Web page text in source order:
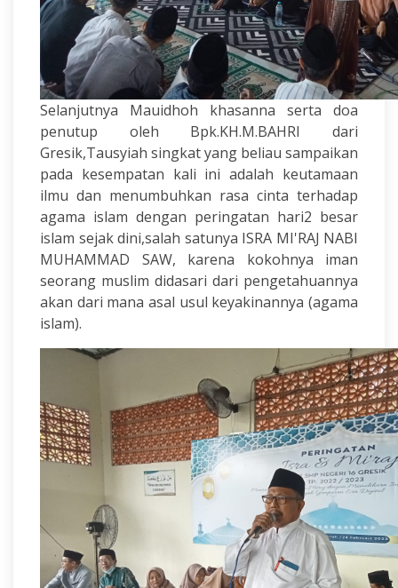
Selanjutnya Mauidhoh khasanna serta doa
penutup oleh Bpk.KH.M.BAHRI dari
Gresik,Tausyiah singkat yang beliau sampaikan
pada kesempatan kali ini adalah keutamaan
ilmu dan menumbuhkan rasa cinta terhadap
agama islam dengan peringatan hari2 besar
islam sejak dini,salah satunya ISRA MI'RAJ NABI
MUHAMMAD SAW, karena kokohnya iman
seorang muslim didasari dari pengetahuannya
akan dari mana asal usul keyakinannya (agama
islam).